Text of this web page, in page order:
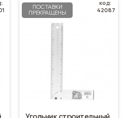
ПОСТАВКИ
ПРЕКРАЩЕНЫ
код:
42087